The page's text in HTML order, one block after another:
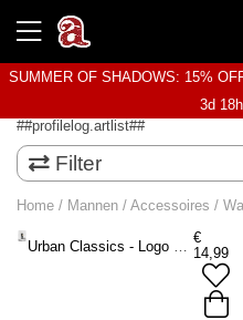
SUMMER OF SHADOWS: 15%
3d
##profilelog.artlist##
Filter
Home / Mannen / Accessoires /
Urban Classics - Logo Waaier - Zwart
€
14,99